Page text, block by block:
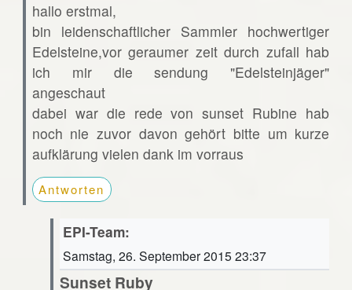
hallo erstmal,
bin leidenschaftlicher Sammler hochwertiger
Edelsteine,vor geraumer zeit durch zufall hab
ich mir die sendung "Edelsteinjäger"
angeschaut
dabei war die rede von sunset Rubine hab
noch nie zuvor davon gehört bitte um kurze
aufklärung vielen dank im vorraus
Antworten
EPI-Team:
Samstag, 26. September 2015 23:37
Sunset Ruby